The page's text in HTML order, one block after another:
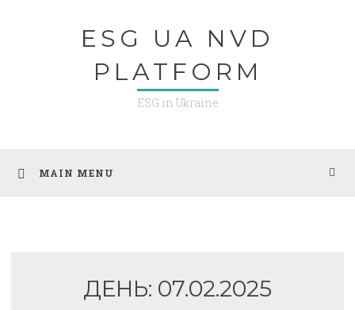
ESG UA NVD
PLATFORM
ESG in Ukraine
MAIN MENU
ДЕНЬ: 07.02.2025